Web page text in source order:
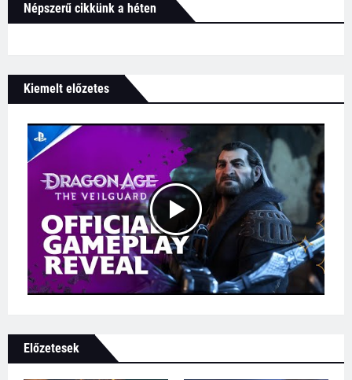
Népszerű cikkünk a héten
Kiemelt előzetes
Előzetesek